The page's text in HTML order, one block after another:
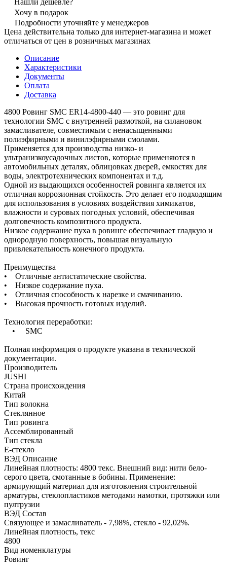
Хочу в подарок
Подробности уточняйте у менеджеров
Цена действительна только для интернет-магазина и может
отличаться от цен в розничных магазинах
Описание
Характеристики
Документы
Оплата
Доставка
4800 Ровинг SMC ER14-4800-440 — это ровинг для
технологии SMC с внутренней размоткой, на силановом
замасливателе, совместимым с ненасыщенными
полиэфирными и винилэфирными смолами.
Применяется для производства низко- и
ультранизкоусадочных листов, которые применяются в
автомобильных деталях, облицовках дверей, емкостях для
воды, электротехнических компонентах и т.д.
Одной из выдающихся особенностей ровинга является их
отличная коррозионная стойкость. Это делает его подходящим
для использования в условиях воздействия химикатов,
влажности и суровых погодных условий, обеспечивая
долговечность композитного продукта.
Низкое содержание пуха в ровинге обеспечивает гладкую и
однородную поверхность, повышая визуальную
привлекательность конечного продукта.
Преимущества
• Отличные антистатические свойства.
• Низкое содержание пуха.
• Отличная способность к нарезке и смачиванию.
• Высокая прочность готовых изделий.
Технология переработки:
• SMC
Полная информация о продукте указана в технической
документации.
Производитель
JUSHI
Страна происхождения
Китай
Тип волокна
Стеклянное
Тип ровинга
Ассемблированный
Тип стекла
Е-стекло
ВЭД Описание
Линейная плотность: 4800 текс. Внешний вид: нити бело-
серого цвета, смотанные в бобины. Применение:
армирующий материал для изготовления строительной
арматуры, стеклопластиков методами намотки, протяжки или
пултрузии
ВЭД Состав
Связующее и замасливатель - 7,98%, стекло - 92,02%.
Линейная плотность, текс
4800
Вид номенклатуры
Ровинг